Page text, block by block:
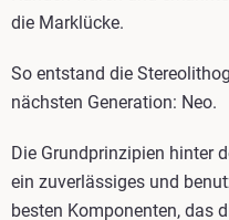
die Marklücke.
So entstand die
nächsten Generation: Neo.
Die Grundprinzipien hinter
ein zuverlässiges und
besten Komponenten, das